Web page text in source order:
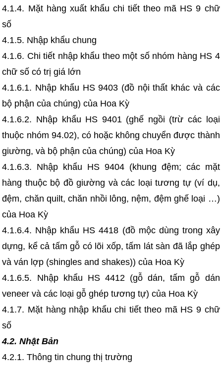
4.1.4. Mặt hàng xuất khẩu chi tiết theo mã HS 9 chữ
số
4.1.5. Nhập khẩu chung
4.1.6. Chi tiết nhập khẩu theo một số nhóm hàng HS 4
chữ số có trị giá lớn
4.1.6.1. Nhập khẩu HS 9403 (đồ nội thất khác và các
bộ phận của chúng) của Hoa Kỳ
4.1.6.2. Nhập khẩu HS 9401 (ghế ngồi (trừ các loại
thuộc nhóm 94.02), có hoặc không chuyển được thành
giường, và bộ phận của chúng) của Hoa Kỳ
4.1.6.3. Nhập khẩu HS 9404 (khung đệm; các mặt
hàng thuộc bộ đồ giường và các loại tương tự (ví dụ,
đệm, chăn quilt, chăn nhồi lông, nệm, đệm ghế loại …)
của Hoa Kỳ
4.1.6.4. Nhập khẩu HS 4418 (đồ mộc dùng trong xây
dựng, kể cả tấm gỗ có lõi xốp, tấm lát sàn đã lắp ghép
và ván lợp (shingles and shakes)) của Hoa Kỳ
4.1.6.5. Nhập khẩu HS 4412 (gỗ dán, tấm gỗ dán
veneer và các loại gỗ ghép tương tự) của Hoa Kỳ
4.1.7. Mặt hàng nhập khẩu chi tiết theo mã HS 9 chữ
số
4.2. Nhật Bản
4.2.1. Thông tin chung thị trường